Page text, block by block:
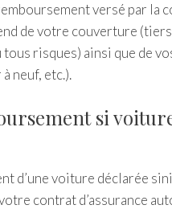
versé par la
de votre couverture
risques) ainsi que de
neuf, etc.).
si
d’une voiture déclarée
contrat d’assurance